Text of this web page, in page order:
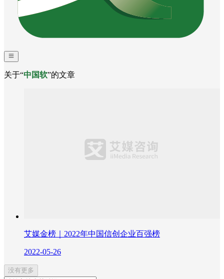
关于“中国软”的文章
艾媒金榜｜2022年中国信创企业百强榜
2022-05-26
没有更多